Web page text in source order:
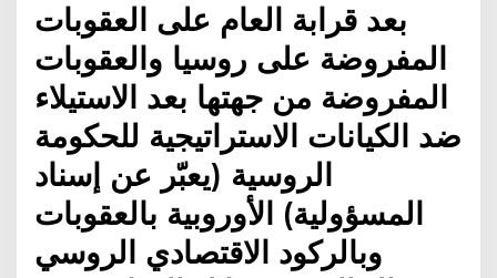
بعد قرابة العام على العقوبات
المفروضة على روسيا والعقوبات
المفروضة من جهتها بعد الاستيلاء
ضد الكيانات الاستراتيجية للحكومة
الروسية (يعبّر عن إسناد
المسؤولية) الأوروبية بالعقوبات
وبالركود الاقتصادي الروسي